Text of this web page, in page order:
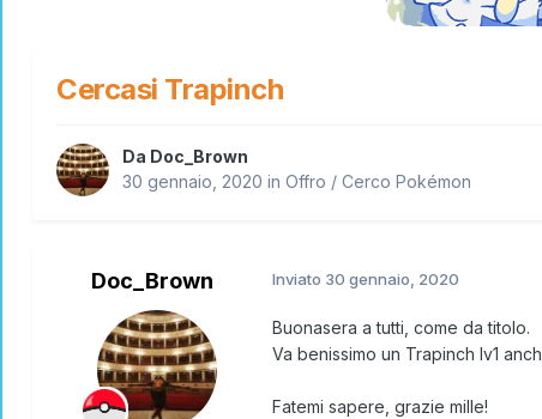
Cercasi Trapinch
Da Doc_Brown
30 gennaio, 2020 in Offro / Cerco Pokémon
Doc_Brown Inviato 30 gennaio, 2020
Buonasera a tutti, come da titolo.
Va benissimo un Trapinch lv1
Fatemi sapere, grazie mille!